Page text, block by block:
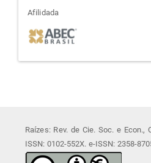
afiliada
Afilidada
Raízes: Rev. de Cie. Soc. e Econ.,
ISSN: 0102-552X. e-ISSN: 2358-